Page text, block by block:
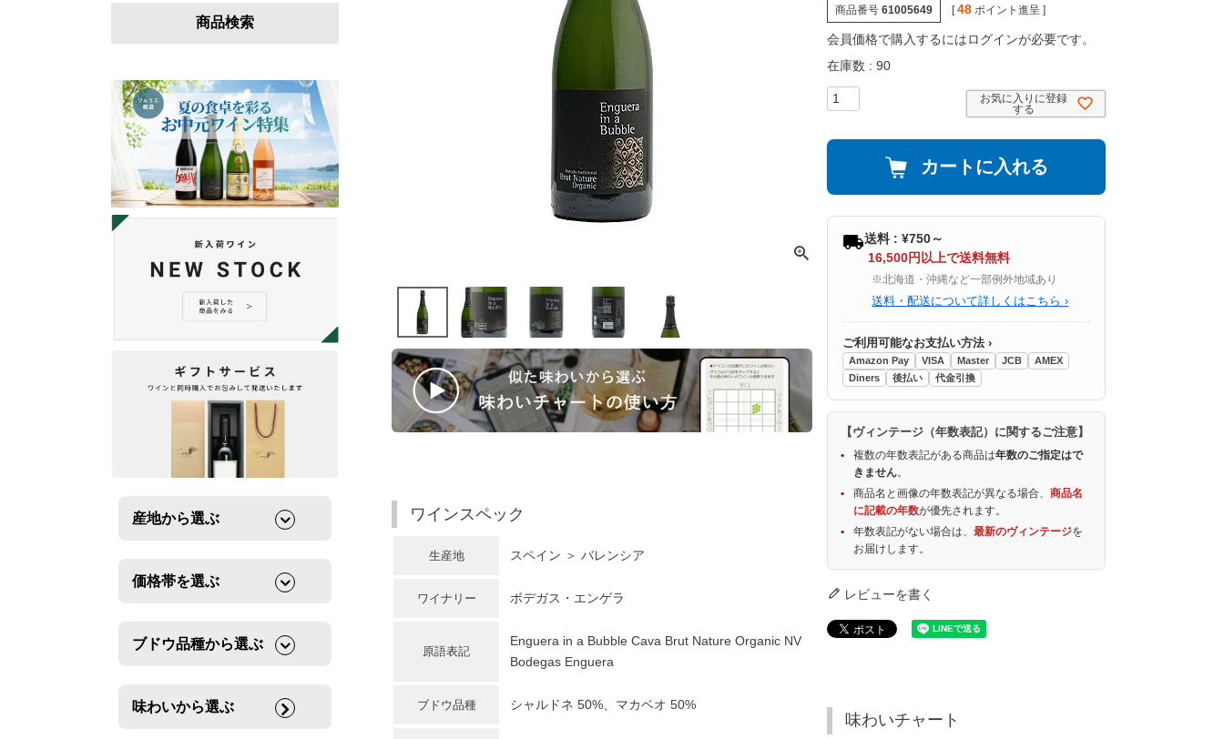
商品検索
産地から選ぶ
価格帯を選ぶ
ブドウ品種から選ぶ
味わいから選ぶ
ワインスペック
生産地 スペイン ＞ バレンシア
ワイナリー ボデガス・エンゲラ
原語表記
Enguera in a Bubble Cava Brut Nature Organic NV
Bodegas Enguera
ブドウ品種 シャルドネ 50%、マカベオ 50%
商品番号 61005649 [ 48 ポイント進呈 ]
会員価格で購入するにはログインが必要です。
在庫数
90
お気に入りに登録
する
カートに入れる
送料 : ¥750～
16,500円以上で送料無料
※北海道・沖縄など一部例外地域あり
送料・配送について詳しくはこちら ›
ご利用可能なお支払い方法 ›
Amazon Pay VISA Master JCB
AMEX
Diners
後払い 代金引換
【ヴィンテージ（年数表記）に関するご注意】
複数の年数表記がある商品は年数のご指定はで
きません。
商品名と画像の年数表記が異なる場合、商品名
に記載の年数が優先されます。
年数表記がない場合は、最新のヴィンテージを
お届けします。
レビューを書く
味わいチャート